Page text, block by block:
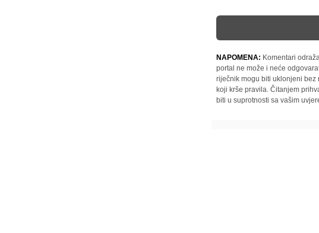
NAPOMENA: Komentari
portal ne može i neće
riječnik mogu biti uklonjeni bez
koji krše pravila. Čitanjem
biti u suprotnosti sa vašim